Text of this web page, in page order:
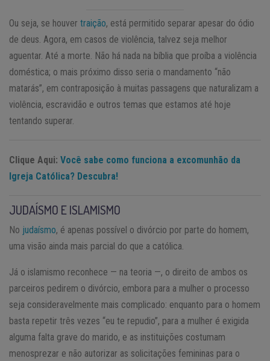
Ou seja, se houver traição, está permitido separar apesar do ódio
de deus. Agora, em casos de violência, talvez seja melhor
aguentar. Até a morte. Não há nada na bíblia que proíba a violência
doméstica; o mais próximo disso seria o mandamento “não
matarás”, em contraposição à muitas passagens que naturalizam a
violência, escravidão e outros temas que estamos até hoje
tentando superar.
Clique Aqui: Você sabe como funciona a excomunhão da
Igreja Católica? Descubra!
JUDAÍSMO E ISLAMISMO
No judaísmo, é apenas possível o divórcio por parte do homem,
uma visão ainda mais parcial do que a católica.
Já o islamismo reconhece — na teoria —, o direito de ambos os
parceiros pedirem o divórcio, embora para a mulher o processo
seja consideravelmente mais complicado: enquanto para o homem
basta repetir três vezes “eu te repudio”, para a mulher é exigida
alguma falta grave do marido, e as instituições costumam
menosprezar e não autorizar as solicitações femininas para o